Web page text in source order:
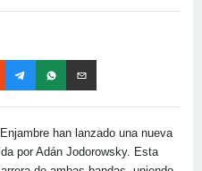
han lanzado una nueva
por Adán Jodorowsky. Esta